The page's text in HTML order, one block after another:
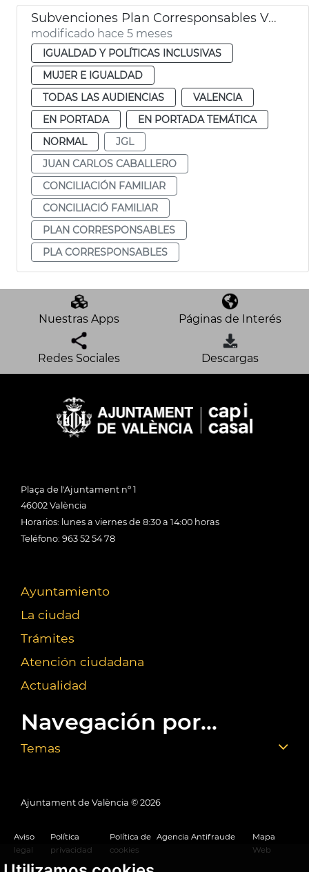
Subvenciones Plan Corresponsables València
modificado hace 5 meses
IGUALDAD Y POLÍTICAS INCLUSIVAS
MUJER E IGUALDAD
TODAS LAS AUDIENCIAS
VALENCIA
EN PORTADA
EN PORTADA TEMÁTICA
NORMAL
JGL
JUAN CARLOS CABALLERO
CONCILIACIÓN FAMILIAR
CONCILIACIÓ FAMILIAR
PLAN CORRESPONSABLES
PLA CORRESPONSABLES
Nuestras Apps Páginas de Interés
Redes Sociales Descargas
Plaça de l'Ajuntament nº 1
46002 València
Horarios: lunes a viernes de 8:30 a 14:00 horas
Teléfono: 963 52 54 78
Ayuntamiento
La ciudad
Trámites
Atención ciudadana
Actualidad
Navegación por...
Temas
Ajuntament de València © 2026
Aviso
legal
Política
privacidad
Política de
cookies
Agencia Antifraude
Mapa
Web